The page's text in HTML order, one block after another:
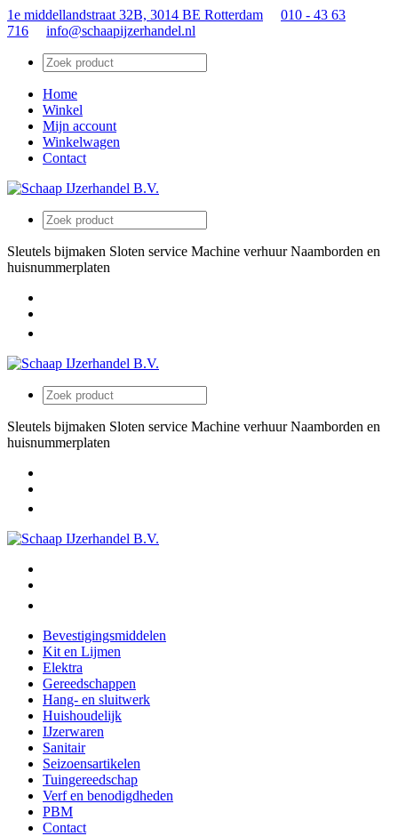
1e middellandstraat 32B, 3014 BE Rotterdam
010 - 43 63
716
info@schaapijzerhandel.nl
Home
Winkel
Mijn account
Winkelwagen
Contact
Sleutels bijmaken Sloten service Machine verhuur Naamborden en
huisnummerplaten
Sleutels bijmaken Sloten service Machine verhuur Naamborden en
huisnummerplaten
Bevestigingsmiddelen
Kit en Lijmen
Elektra
Gereedschappen
Hang- en sluitwerk
Huishoudelijk
IJzerwaren
Sanitair
Seizoensartikelen
Tuingereedschap
Verf en benodigdheden
PBM
Contact